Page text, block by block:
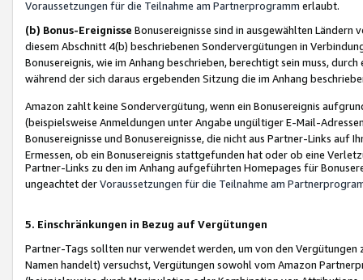
Voraussetzungen für die Teilnahme am Partnerprogramm erlaubt.
(b) Bonus-Ereignisse Bonusereignisse sind in ausgewählten Ländern
diesem Abschnitt 4(b) beschriebenen Sondervergütungen in
Bonusereignis, wie im Anhang beschrieben, berechtigt sein muss,
während der sich daraus ergebenden Sitzung die im Anhang
Amazon zahlt keine Sondervergütung, wenn ein Bonusereignis
(beispielsweise Anmeldungen unter Angabe ungültiger E-Mail-
Bonusereignisse und Bonusereignisse, die nicht aus Partner-Links auf
Ermessen, ob ein Bonusereignis stattgefunden hat oder ob eine
Partner-Links zu den im Anhang aufgeführten Homepages für
ungeachtet derVoraussetzungen für die Teilnahme am
5. Einschränkungen in Bezug auf Vergütungen
Partner-Tags sollten nur verwendet werden, um von den
Namen handelt) versuchst, Vergütungen sowohl vom Amazon